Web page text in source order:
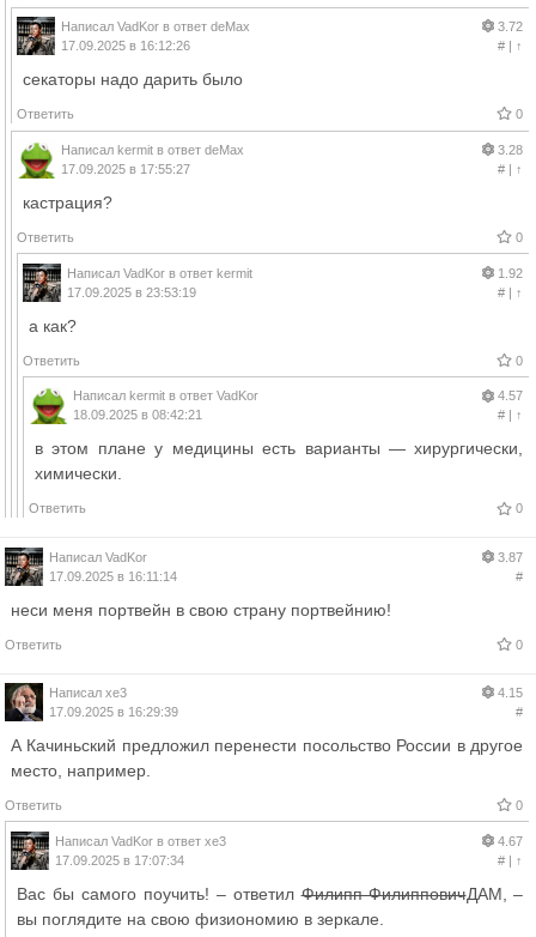
Написал VadKor в ответ deMax
17.09.2025 в 16:12:26
3.72
#| ↑
секаторы надо дарить было
Ответить 0
Написал kermit в ответ deMax
17.09.2025 в 17:55:27
3.28
#| ↑
кастрация?
Ответить 0
Написал VadKor в ответ kermit
17.09.2025 в 23:53:19
1.92
#| ↑
а как?
Ответить 0
Написал kermit в ответ VadKor
18.09.2025 в 08:42:21
4.57
#| ↑
в этом плане у медицины есть варианты — хирургически,
химически.
Ответить 0
Написал VadKor
17.09.2025 в 16:11:14
3.87
#
неси меня портвейн в свою страну портвейнию!
Ответить 0
Написал xe3
17.09.2025 в 16:29:39
4.15
#
А Качиньский предложил перенести посольство России в другое
место, например.
Ответить 0
Написал VadKor в ответ xe3
17.09.2025 в 17:07:34
4.67
#| ↑
Вас бы самого поучить! – ответилФилипп ФилипповичДАМ, –
вы поглядите на свою физиономию в зеркале.